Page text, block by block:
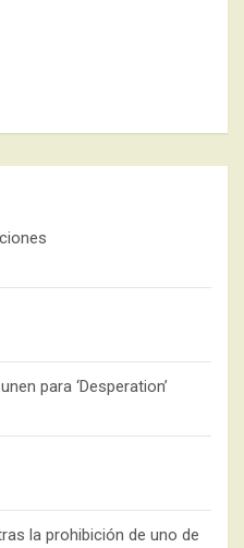
para ‘Desperation’
la prohibición de uno de